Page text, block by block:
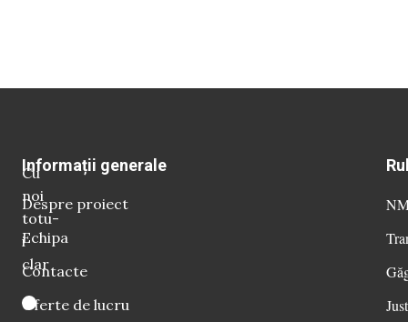
Cu
noi
totu-
i
clar
Informații generale
Despre proiect
Echipa
Contacte
Oferte de lucru